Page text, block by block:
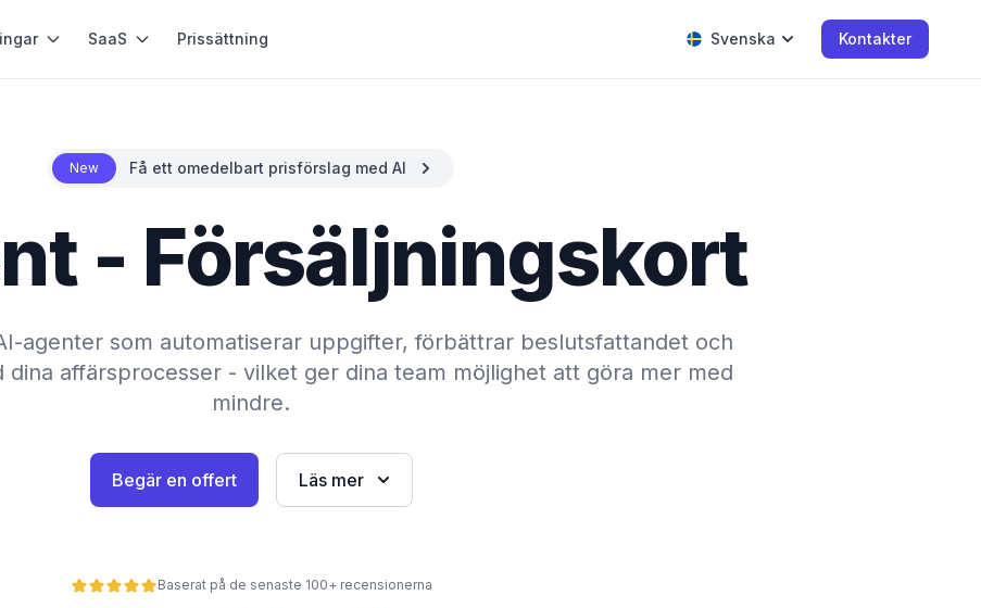
SaaS Prissättning Svenska Kontakter
New Få ett omedelbart prisförslag med AI
- Försäljningskort
agenter som automatiserar uppgifter, förbättrar beslutsfattandet och
dina affärsprocesser - vilket ger dina team möjlighet att göra mer med
mindre.
Begär en offert Läs mer
Baserat på de senaste 100+ recensionerna